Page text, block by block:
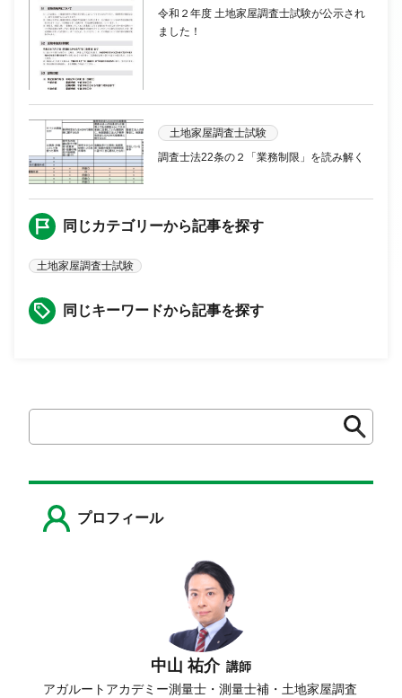
令和２年度 土地家屋調査士試験が公示され
ました！
土地家屋調査士試験
調査士法22条の２「業務制限」を読み解く
同じカテゴリーから記事を探す
土地家屋調査士試験
同じキーワードから記事を探す
索
検
プロフィール
中山 祐介 講師
アガルートアカデミー測量士・測量士補・土地家屋調査